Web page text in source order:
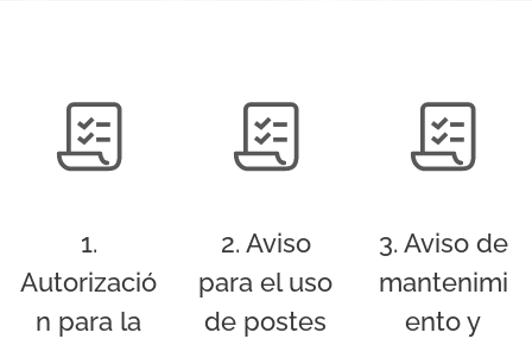
1.
Autorizació
n para la
2. Aviso
para el uso
de postes
3. Aviso de
mantenimi
ento y